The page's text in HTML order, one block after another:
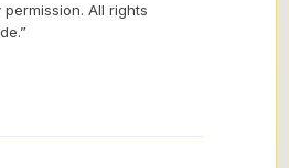
All rights